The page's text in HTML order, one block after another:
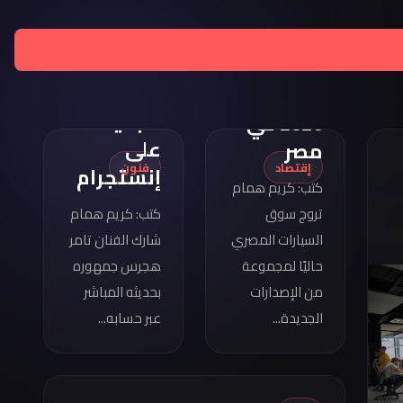
إقتصاد
مواصفات
كوبرا
2026 في
مصر
كتب: كريم همام
تروج سوق
السيارات المصري
حاليًا لمجموعة
من الإصدارات
الجديدة...
فنون
هجرس
يشارك
الجديدة
على
إنستجرام
كتب: كريم همام
شارك الفنان تامر
هجرس جمهوره
بحديثه المباشر
عبر حسابه...